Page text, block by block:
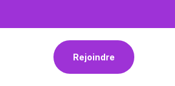
Rejoindre